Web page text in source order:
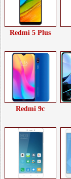
Redmi 5 Plus
Redmi 9c